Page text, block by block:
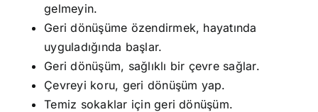
gelmeyin.
Geri dönüşüme özendirmek, hayatında
uyguladığında başlar.
Geri dönüşüm, sağlıklı bir çevre sağlar.
Çevreyi koru, geri dönüşüm yap.
Temiz sokaklar için geri dönüşüm.